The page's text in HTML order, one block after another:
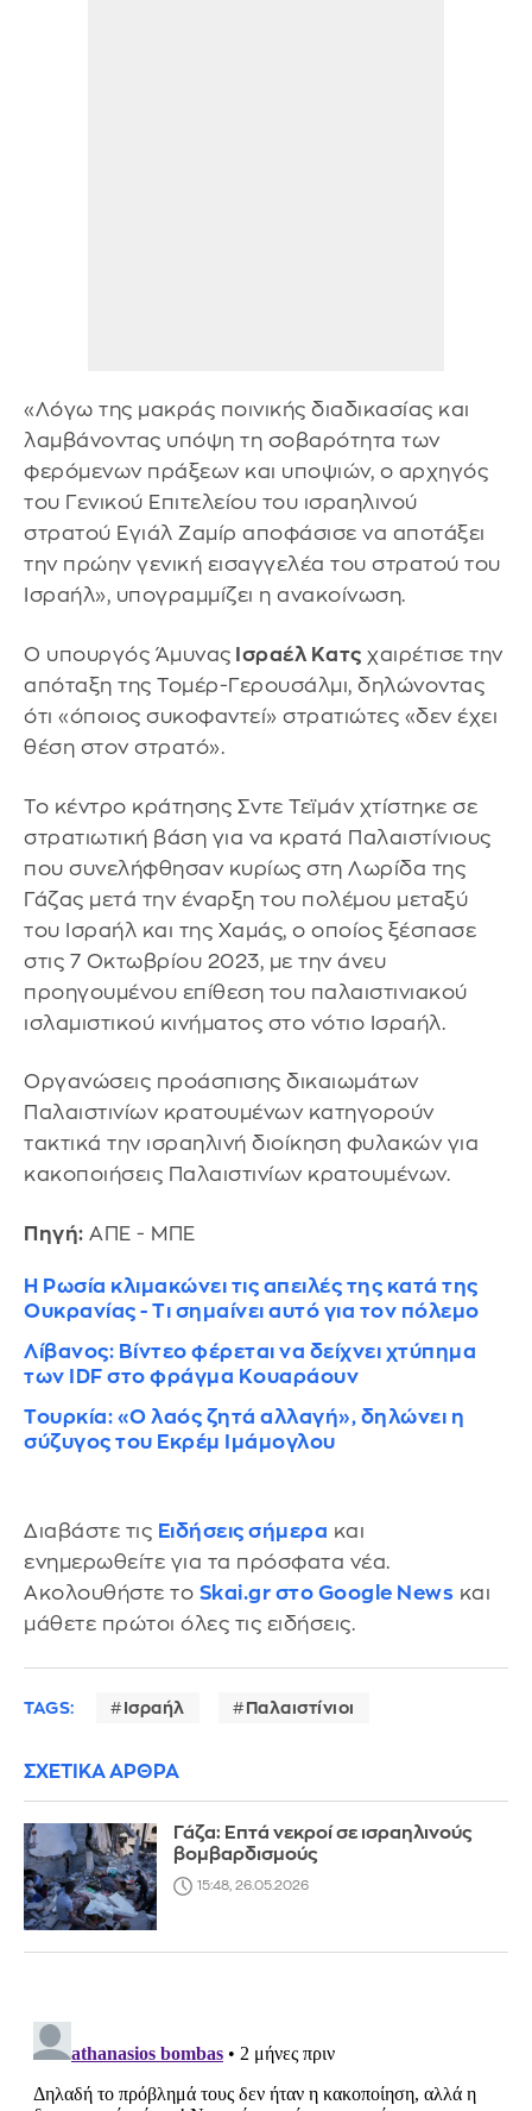
«Λόγω της μακράς ποινικής διαδικασίας και
λαμβάνοντας υπόψη τη σοβαρότητα των
φερόμενων πράξεων και υποψιών, ο αρχηγός
του Γενικού Επιτελείου του ισραηλινού
στρατού Εγιάλ Ζαμίρ αποφάσισε να αποτάξει
την πρώην γενική εισαγγελέα του στρατού του
Ισραήλ», υπογραμμίζει η ανακοίνωση.
Ο υπουργός Άμυνας Ισραέλ Κατς χαιρέτισε την
απόταξη της Τομέρ-Γερουσάλμι, δηλώνοντας
ότι «όποιος συκοφαντεί» στρατιώτες «δεν έχει
θέση στον στρατό».
Το κέντρο κράτησης Σντε Τεϊμάν χτίστηκε σε
στρατιωτική βάση για να κρατά Παλαιστίνιους
που συνελήφθησαν κυρίως στη Λωρίδα της
Γάζας μετά την έναρξη του πολέμου μεταξύ
του Ισραήλ και της Χαμάς, ο οποίος ξέσπασε
στις 7 Οκτωβρίου 2023, με την άνευ
προηγουμένου επίθεση του παλαιστινιακού
ισλαμιστικού κινήματος στο νότιο Ισραήλ.
Οργανώσεις προάσπισης δικαιωμάτων
Παλαιστινίων κρατουμένων κατηγορούν
τακτικά την ισραηλινή διοίκηση φυλακών για
κακοποιήσεις Παλαιστινίων κρατουμένων.
Πηγή: ΑΠΕ - ΜΠΕ
Η Ρωσία κλιμακώνει τις απειλές της κατά της
Ουκρανίας - Τι σημαίνει αυτό για τον πόλεμο
Λίβανος: Βίντεο φέρεται να δείχνει χτύπημα
των IDF στο φράγμα Κουαράουν
Τουρκία: «Ο λαός ζητά αλλαγή», δηλώνει η
σύζυγος του Εκρέμ Ιμάμογλου
Διαβάστε τις Ειδήσεις σήμερα και
ενημερωθείτε για τα πρόσφατα νέα.
Ακολουθήστε το Skai.gr στο Google News και
μάθετε πρώτοι όλες τις ειδήσεις.
TAGS: Ισραήλ Παλαιστίνιοι
ΣΧΕΤΙΚΑ ΑΡΘΡΑ
Γάζα: Επτά νεκροί σε ισραηλινούς
βομβαρδισμούς
15:48, 26.05.2026